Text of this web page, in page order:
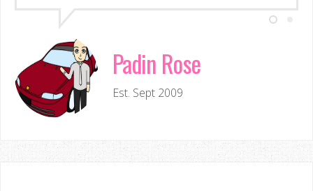
Padin Rose
Est. Sept 2009